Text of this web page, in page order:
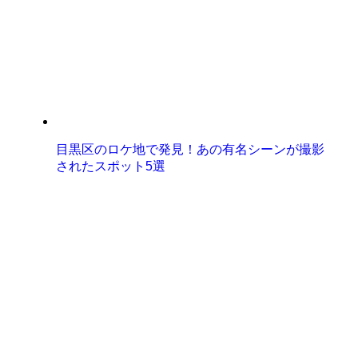
目黒区のロケ地で発見！あの有名シーンが撮影
されたスポット5選